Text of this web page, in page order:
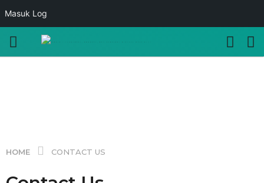
Masuk Log
HOME CONTACT US